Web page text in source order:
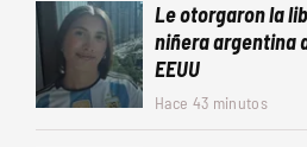
Le otorgaron la
niñera argentina
EEUU
Hace 43 minutos